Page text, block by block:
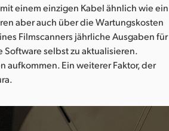
einem einzigen Kabel ähnlich wie ein
aber auch über die Wartungskosten
Filmscanners jährliche Ausgaben für
selbst zu aktualisieren.
aufkommen. Ein weiterer Faktor, der